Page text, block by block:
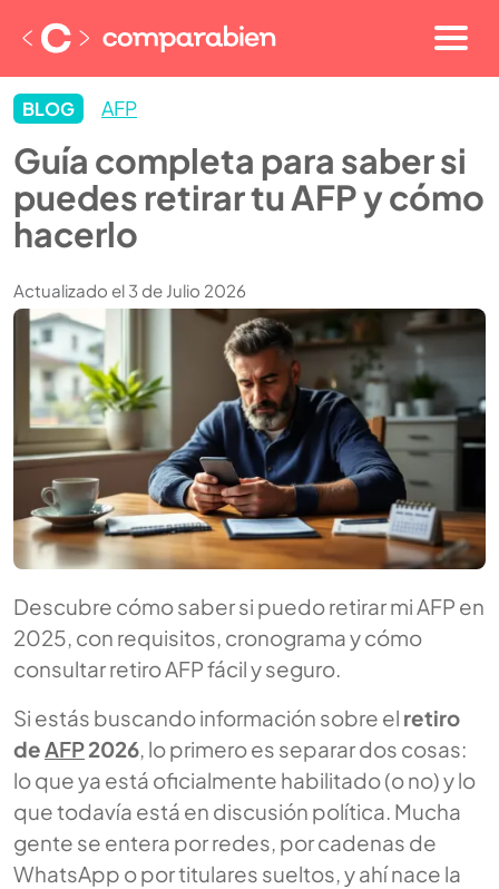
BLOG AFP
Guía completa para saber si
puedes retirar tu AFP y cómo
hacerlo
Actualizado el 3 de Julio 2026
Descubre cómo saber si puedo retirar mi AFP en
2025, con requisitos, cronograma y cómo
consultar retiro AFP fácil y seguro.
Si estás buscando información sobre el retiro
deAFP2026, lo primero es separar dos cosas:
lo que ya está oficialmente habilitado (o no) y lo
que todavía está en discusión política. Mucha
gente se entera por redes, por cadenas de
WhatsApp o por titulares sueltos, y ahí nace la